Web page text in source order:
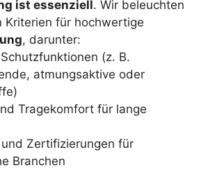
ist essenziell. Wir beleuchten
Kriterien für hochwertige
, darunter:
(z. B.
atmungsaktive oder
Tragekomfort für lange
Zertifizierungen für
Branchen